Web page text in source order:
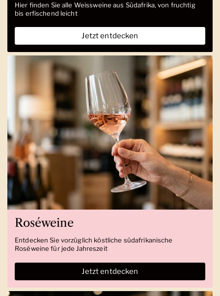
Hier finden Sie alle Weissweine aus Südafrika, von fruchtig
bis erfischend leicht
Jetzt entdecken
Roséweine
Entdecken Sie vorzüglich köstliche südafrikanische
Roséweine für jede Jahreszeit
Jetzt entdecken